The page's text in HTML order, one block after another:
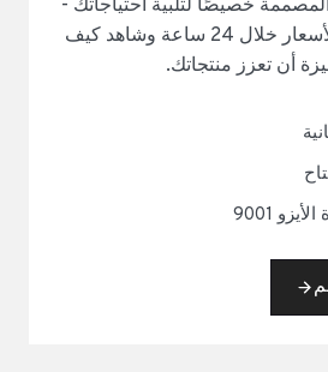
خصيصًا لتلبية احتياجاتك -
احصل على عرض الأسعار خلال 24 ساعة وشاهد كيف
أن تعزز منتجاتك.
9001